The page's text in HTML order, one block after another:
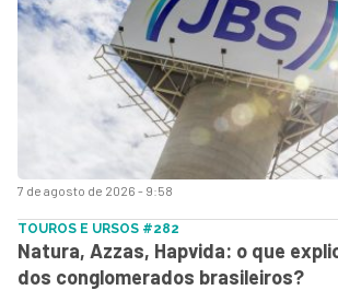
7 de agosto de 2026 - 9:58
TOUROS E URSOS #282
Natura, Azzas, Hapvida: o que
dos conglomerados brasileiros?